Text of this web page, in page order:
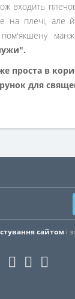
входить
плечі, але й
пом'якшену
проста в
для
сайтом і